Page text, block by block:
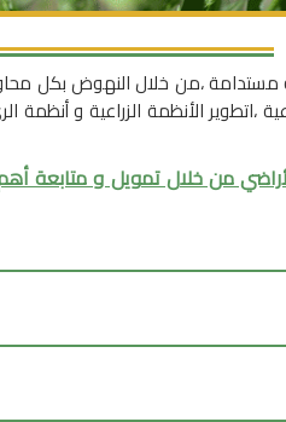
مستدامة ،من خلال النهوض بكل
،اتطوير الأنظمة الزراعية و
من خلال تمويل و متابعة